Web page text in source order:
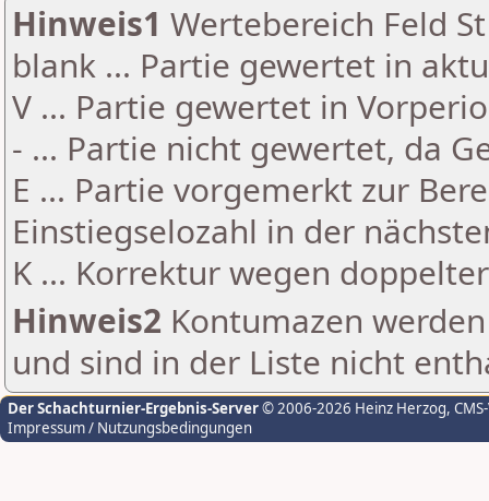
Hinweis1 Wertebereich Feld
blank ... Partie gewertet in
V ... Partie gewertet in
- ... Partie nicht gewertet, da
E ... Partie vorgemerkt zur
Einstiegselozahl in der
K ... Korrektur wegen
Hinweis2 Kontumazen
und sind in der Liste nicht
Der Schachturnier-Ergebnis-Server© 2006-2026 Heinz Herzog,
Impressum / Nutzungsbedingungen